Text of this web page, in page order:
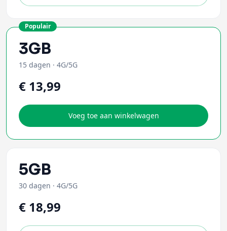
Populair
3GB
15 dagen · 4G/5G
€ 13,99
Voeg toe aan winkelwagen
5GB
30 dagen · 4G/5G
€ 18,99